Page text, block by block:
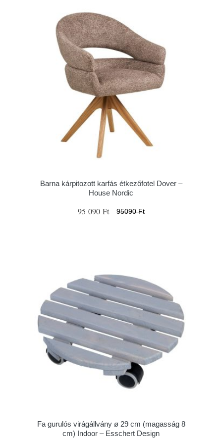
Barna kárpitozott karfás étkezőfotel Dover –
House Nordic
95 090 Ft 95090 Ft
Fa gurulós virágállvány ø 29 cm (magasság 8
cm) Indoor – Esschert Design